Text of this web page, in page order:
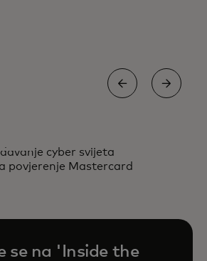
cyber svijeta
cyber svijeta
povjerenje Mastercard
se na 'Inside the